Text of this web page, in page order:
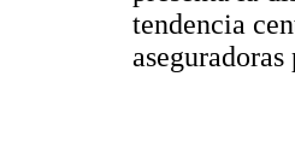
tendencia